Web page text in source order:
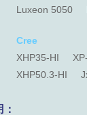
Luxeon 5050
Cree
XHP35-HI
XHP50.3-HI